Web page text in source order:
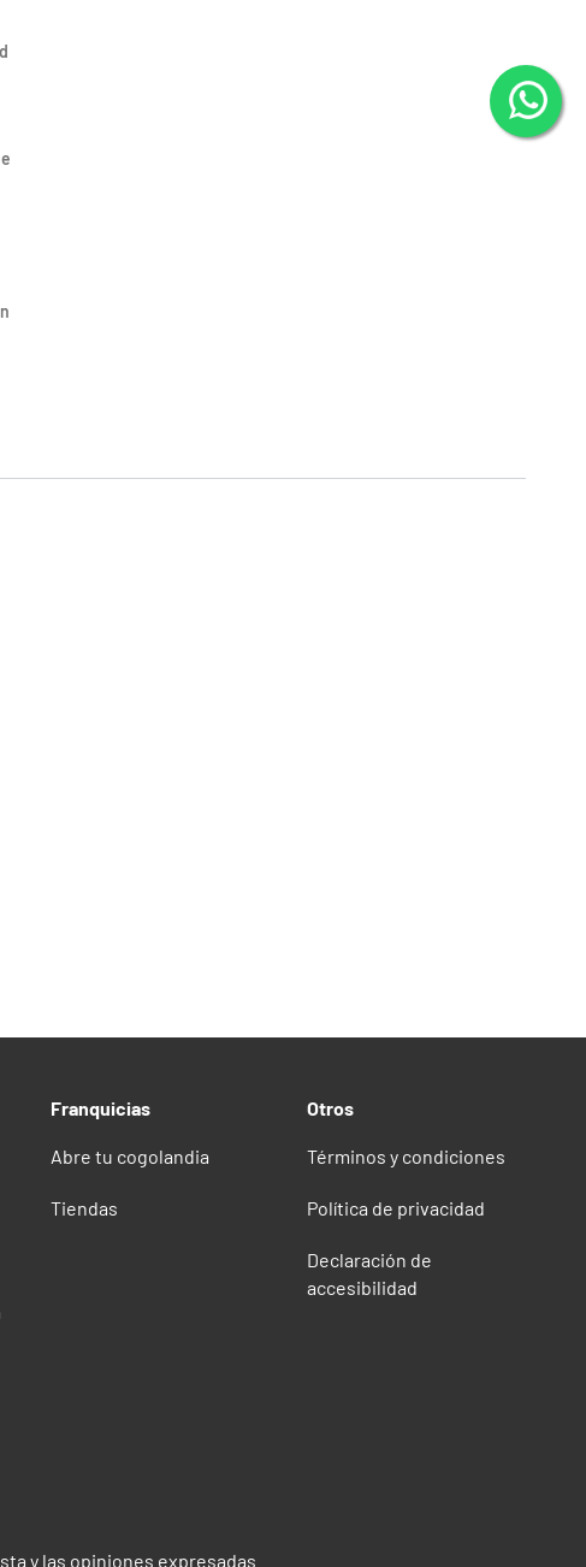
Franquicias
Abre tu cogolandia
Tiendas
Otros
Términos y condiciones
Política de privacidad
Declaración de
accesibilidad
y las opiniones expresadas